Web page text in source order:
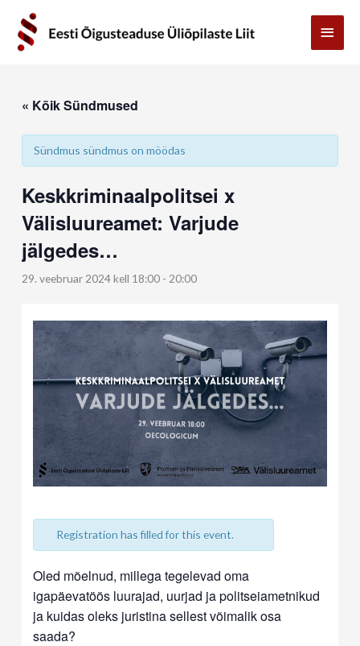
content
Main
Menu
« Kõik Sündmused
Sündmus sündmus on möödas
Keskkriminaalpolitsei x
Välisluureamet: Varjude
jälgedes…
29. veebruar 2024 kell 18:00 - 20:00
Registration has filled for this event.
Oled mõelnud, millega tegelevad oma
igapäevatöös luurajad, uurjad ja politseiametnikud
ja kuidas oleks juristina sellest võimalik osa
saada?